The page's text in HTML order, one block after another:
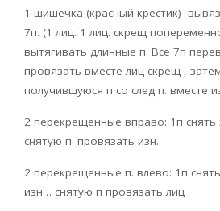
1 шишечка (красный крестик) -
7п. (1 лиц. 1 лиц. скрещ
вытягивать длинные п. Все 7п
провязать вместе лиц скрещ ,
получившуюся п со след п. вместе
2 перекрещенные вправо: 1п снять
снятую п. провязать изн.
2 перекрещенные п. влево: 1п
изн… снятую п провязать лиц